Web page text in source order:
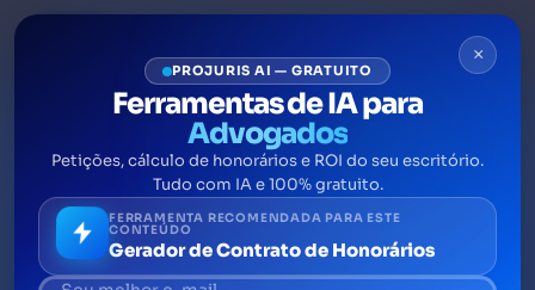
Contabilidade para
advogados: como fazer e
todas as dúvidas
×
PROJURIS AI — GRATUITO
Ferramentas de IA para
Advogados
Petições, cálculo de honorários e ROI do seu escritório.
Tudo com IA e 100% gratuito.
FERRAMENTA RECOMENDADA PARA ESTE
CONTEÚDO
Gerador de Contrato de Honorários